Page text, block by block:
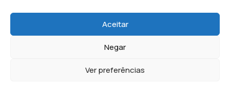
Aceitar
Negar
Ver preferências
Ciências e Tecnologia
Quem Somos Contactos